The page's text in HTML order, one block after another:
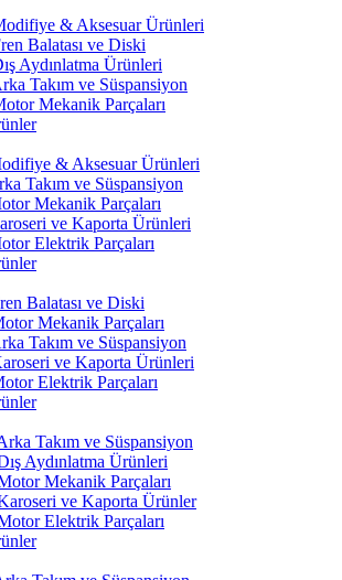
& Aksesuar Ürünleri
Balatası ve Diski
Aydınlatma Ürünleri
Takım ve Süspansiyon
Mekanik Parçaları
& Aksesuar Ürünleri
Takım ve Süspansiyon
Mekanik Parçaları
ve Kaporta Ürünleri
Elektrik Parçaları
Balatası ve Diski
Mekanik Parçaları
Takım ve Süspansiyon
ve Kaporta Ürünleri
Elektrik Parçaları
Takım ve Süspansiyon
Aydınlatma Ürünleri
Mekanik Parçaları
ve Kaporta Ürünler
Elektrik Parçaları